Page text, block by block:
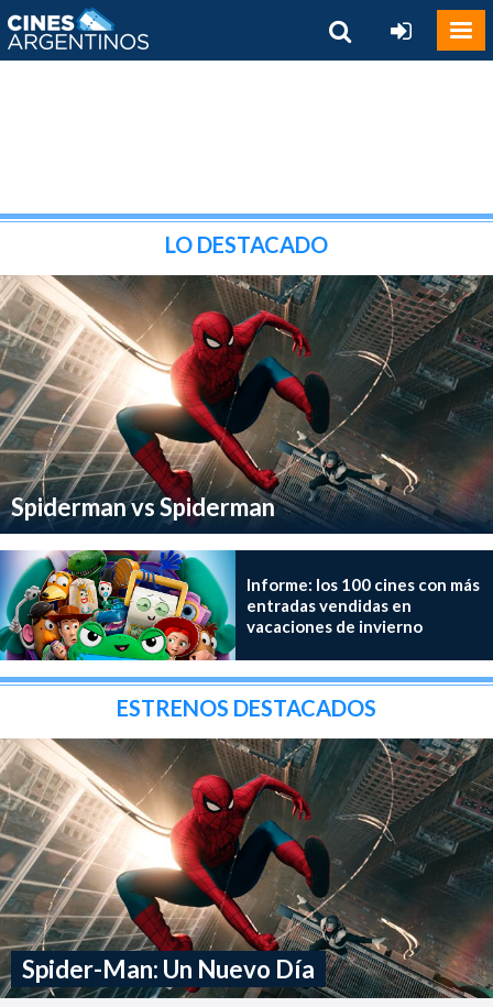
LO DESTACADO
Spiderman vs Spiderman
Informe: los 100 cines con más
entradas vendidas en
vacaciones de invierno
ESTRENOS DESTACADOS
Spider-Man: Un Nuevo Día